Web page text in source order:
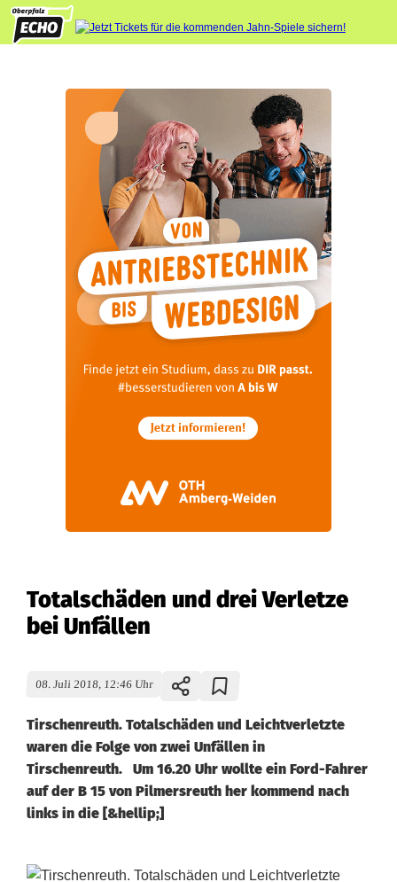
Totalschäden und drei Verletze
bei Unfällen
08. Juli 2018, 12:46 Uhr
Tirschenreuth. Totalschäden und Leichtverletzte
waren die Folge von zwei Unfällen in
Tirschenreuth. Um 16.20 Uhr wollte ein Ford-Fahrer
auf der B 15 von Pilmersreuth her kommend nach
links in die [&hellip;]